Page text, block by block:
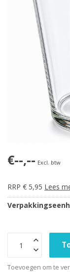
€--,-- Excl. btw
RRP € 5,95 Lees
Toevoegen om te